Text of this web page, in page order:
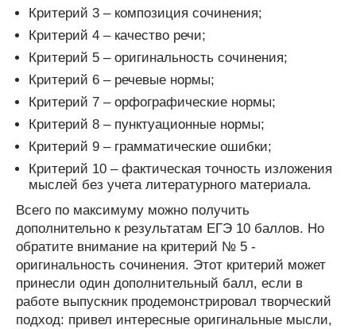
Критерий 3 – композиция сочинения;
Критерий 4 – качество речи;
Критерий 5 – оригинальность сочинения;
Критерий 6 – речевые нормы;
Критерий 7 – орфографические нормы;
Критерий 8 – пунктуационные нормы;
Критерий 9 – грамматические ошибки;
Критерий 10 – фактическая точность изложения
мыслей без учета литературного материала.
Всего по максимуму можно получить
дополнительно к результатам ЕГЭ 10 баллов. Но
обратите внимание на критерий № 5 -
оригинальность сочинения. Этот критерий может
принесли один дополнительный балл, если в
работе выпускник продемонстрировал творческий
подход: привел интересные оригинальные мысли,